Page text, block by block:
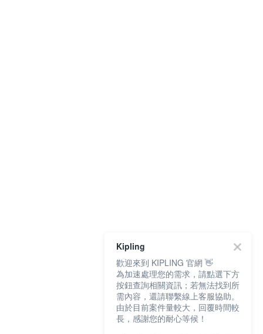
Kipling
歡迎來到 KIPLING 官網 👋
為加速處理您的需求，請點選下方
按鈕查詢相關資訊；若無法找到所
需內容，還請聯繫線上客服協助。
由於目前案件量較大，回覆時間較
長，感謝您的耐心等候！